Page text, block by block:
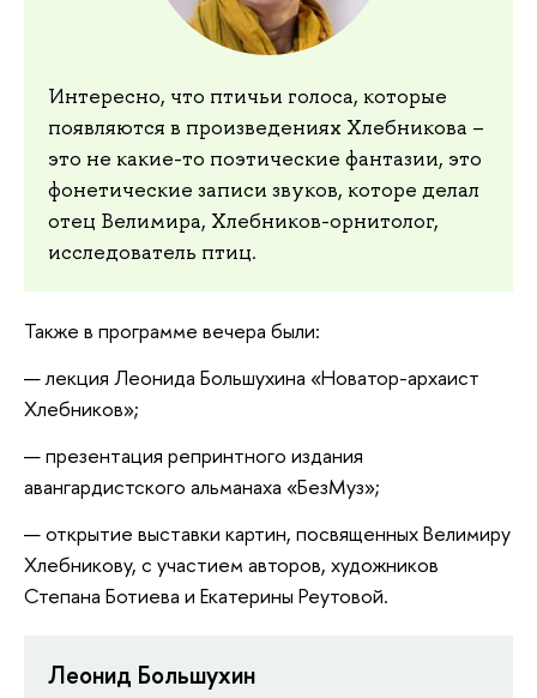
Интересно, что птичьи голоса, которые
появляются в произведениях Хлебникова –
это не какие-то поэтические фантазии, это
фонетические записи звуков, которе делал
отец Велимира, Хлебников-орнитолог,
исследователь птиц.
Также в программе вечера были:
лекция Леонида Большухина «Новатор-архаист
Хлебников»;
презентация репринтного издания
авангардистского альманаха «БезМуз»;
открытие выставки картин, посвященных Велимиру
Хлебникову, с участием авторов, художников
Степана Ботиева и Екатерины Реутовой.
Леонид Большухин